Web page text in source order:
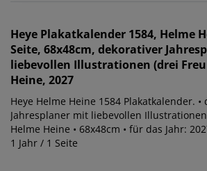
Heye Plakatkalender 1584, Helme
Seite, 68x48cm, dekorativer
liebevollen Illustrationen (drei
Heine, 2027
Heye Helme Heine 1584 Plakatkalender.
Jahresplaner mit liebevollen
Helme Heine • 68x48cm • für das Jahr:
1 Jahr / 1 Seite